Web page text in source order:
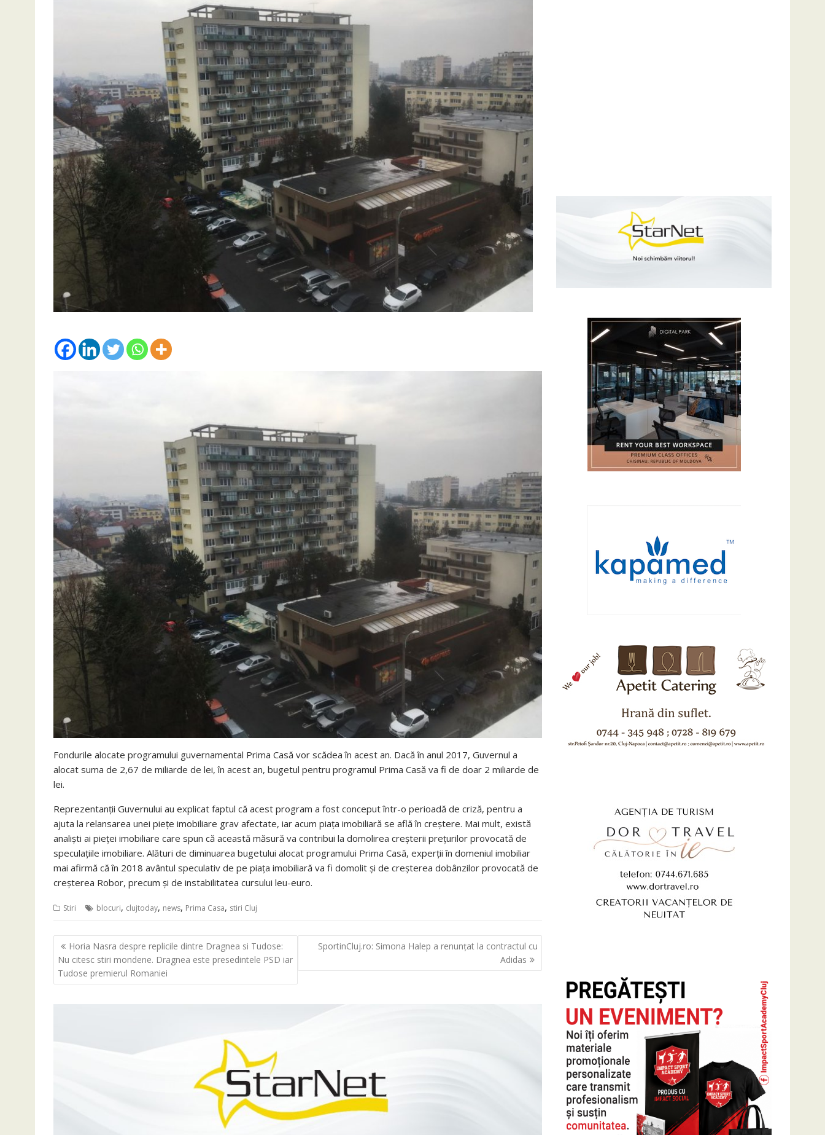
Fondurile alocate programului guvernamental Prima Casă vor scădea în acest an. Dacă în anul 2017, Guvernul a
alocat suma de 2,67 de miliarde de lei, în acest an, bugetul pentru programul Prima Casă va fi de doar 2 miliarde de
lei.
Reprezentanţii Guvernului au explicat faptul că acest program a fost conceput într-o perioadă de criză, pentru a
ajuta la relansarea unei pieţe imobiliare grav afectate, iar acum piaţa imobiliară se află în creştere. Mai mult, există
analişti ai pieţei imobiliare care spun că această măsură va contribui la domolirea creşterii preţurilor provocată de
speculaţiile imobiliare. Alături de diminuarea bugetului alocat programului Prima Casă, experţii în domeniul imobiliar
mai afirmă că în 2018 avântul speculativ de pe piaţa imobiliară va fi domolit şi de creşterea dobânzilor provocată de
creşterea Robor, precum şi de instabilitatea cursului leu-euro.
Stiri blocuri, clujtoday, news, Prima Casa, stiri Cluj
Navigare
în
articole
Horia Nasra despre replicile dintre Dragnea si Tudose:
Nu citesc stiri mondene. Dragnea este presedintele PSD iar
Tudose premierul Romaniei
SportinCluj.ro: Simona Halep a renunţat la contractul cu
Adidas